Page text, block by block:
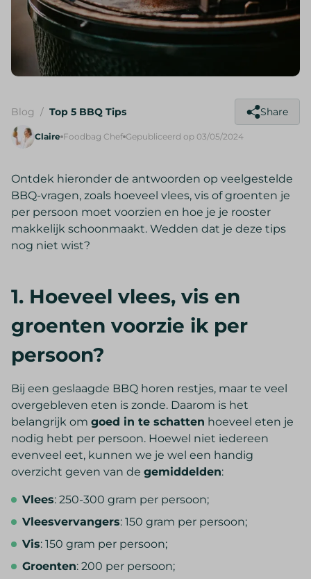
Blog / Top 5 BBQ Tips Share
Claire Foodbag Chef Gepubliceerd op 03/05/2024
Ontdek hieronder de antwoorden op veelgestelde
BBQ-vragen, zoals hoeveel vlees, vis of groenten je
per persoon moet voorzien en hoe je je rooster
makkelijk schoonmaakt. Wedden dat je deze tips
nog niet wist?
1. Hoeveel vlees, vis en
groenten voorzie ik per
persoon?
Bij een geslaagde BBQ horen restjes, maar te veel
overgebleven eten is zonde. Daarom is het
belangrijk om goed in te schatten hoeveel eten je
nodig hebt per persoon. Hoewel niet iedereen
evenveel eet, kunnen we je wel een handig
overzicht geven van de gemiddelden:
Vlees: 250-300 gram per persoon;
Vleesvervangers: 150 gram per persoon;
Vis: 150 gram per persoon;
Groenten: 200 per persoon;